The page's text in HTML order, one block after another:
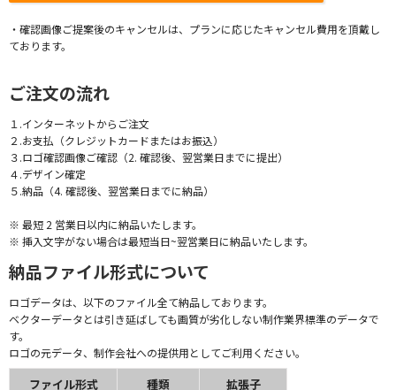
・確認画像ご提案後のキャンセルは、プランに応じたキャンセル費用を頂戴し
ております。
ご注文の流れ
１.インターネットからご注文
２.お支払（クレジットカードまたはお振込）
３.ロゴ確認画像ご確認（2. 確認後、翌営業日までに提出）
４.デザイン確定
５.納品（4. 確認後、翌営業日までに納品）
※ 最短 2 営業日以内に納品いたします。
※ 挿入文字がない場合は最短当日~翌営業日に納品いたします。
納品ファイル形式について
ロゴデータは、以下のファイル全て納品しております。
ベクターデータとは引き延ばしても画質が劣化しない制作業界標準のデータで
す。
ロゴの元データ、制作会社への提供用としてご利用ください。
ファイル形式 種類
拡張子